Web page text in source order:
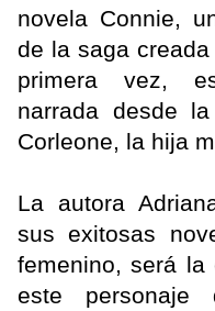
novela Connie,
de la saga
primera vez,
narrada desde
Corleone, la hija
La autora
sus exitosas
femenino, será
este